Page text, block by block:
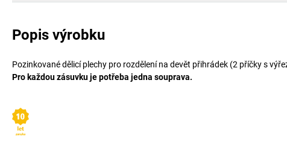
Popis výrobku
Pozinkované dělicí plechy pro rozdělení na devět přihrádek (2 příčky s
Pro každou zásuvku je potřeba jedna souprava.